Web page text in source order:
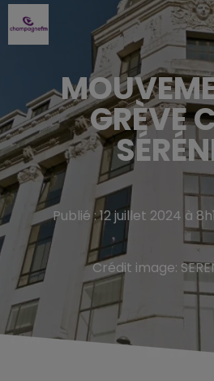
GRÈVE
Publié : 12 juillet 2024 à
Crédit image: